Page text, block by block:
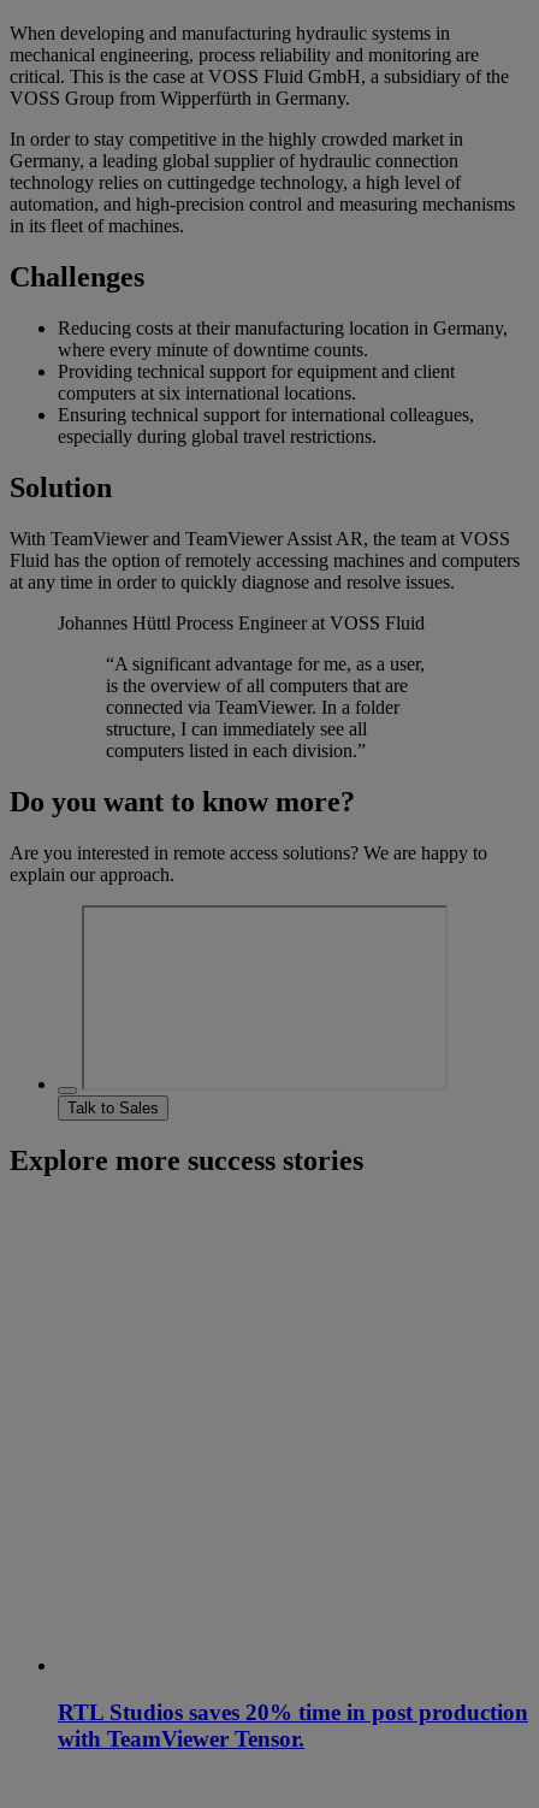
When developing and manufacturing hydraulic systems in
mechanical engineering, process reliability and monitoring are
critical. This is the case at VOSS Fluid GmbH, a subsidiary of the
VOSS Group from Wipperfürth in Germany.
In order to stay competitive in the highly crowded market in
Germany, a leading global supplier of hydraulic connection
technology relies on cuttingedge technology, a high level of
automation, and high-precision control and measuring mechanisms
in its fleet of machines.
Challenges
Reducing costs at their manufacturing location in Germany,
where every minute of downtime counts.
Providing technical support for equipment and client
computers at six international locations.
Ensuring technical support for international colleagues,
especially during global travel restrictions.
Solution
With TeamViewer and TeamViewer Assist AR, the team at VOSS
Fluid has the option of remotely accessing machines and computers
at any time in order to quickly diagnose and resolve issues.
Johannes Hüttl Process Engineer at VOSS Fluid
“A significant advantage for me, as a user,
is the overview of all computers that are
connected via TeamViewer. In a folder
structure, I can immediately see all
computers listed in each division.”
Do you want to know more?
Are you interested in remote access solutions? We are happy to
explain our approach.
Talk to Sales
Explore more success stories
RTL Studios saves 20% time in post production
with TeamViewer Tensor.